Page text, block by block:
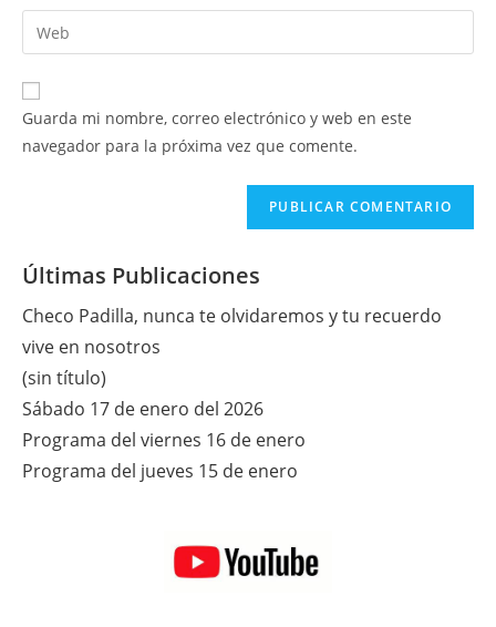
de
usuario
para
comentar
dirección
de
electrónico
para
comentar
Introduce
la
URL
de
Guarda mi nombre, correo electrónico y web en este
navegador para la próxima vez que comente.
Últimas Publicaciones
Checo Padilla, nunca te olvidaremos y tu recuerdo
vive en nosotros
(sin título)
Sábado 17 de enero del 2026
Programa del viernes 16 de enero
Programa del jueves 15 de enero